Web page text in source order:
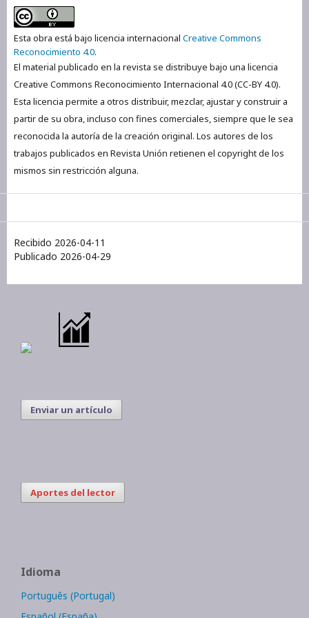
Esta obra está bajo licencia internacional Creative Commons
Reconocimiento 4.0.
El material publicado en la revista se distribuye bajo una licencia
Creative Commons Reconocimiento Internacional 4.0 (CC-BY 4.0).
Esta licencia permite a otros distribuir, mezclar, ajustar y construir a
partir de su obra, incluso con fines comerciales, siempre que le sea
reconocida la autoría de la creación original. Los autores de los
trabajos publicados en Revista Unión retienen el copyright de los
mismos sin restricción alguna.
Recibido 2026-04-11
Publicado 2026-04-29
Enviar un artículo
Aportes del lector
Idioma
Português (Portugal)